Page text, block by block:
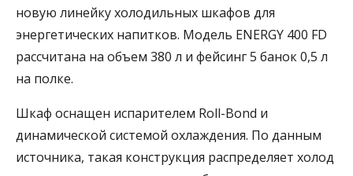
новую линейку холодильных шкафов для
энергетических напитков. Модель ENERGY 400 FD
рассчитана на объем 380 л и фейсинг 5 банок 0,5 л
на полке.
Шкаф оснащен испарителем Roll-Bond и
динамической системой охлаждения. По данным
источника, такая конструкция распределяет холод